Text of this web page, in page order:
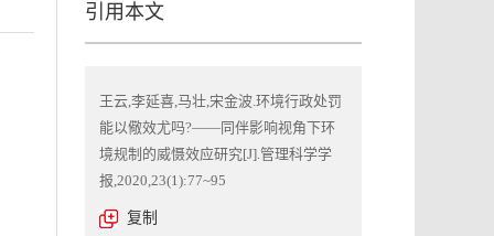
引用本文
王云,李延喜,马壮,宋金波.环境行政处罚
能以儆效尤吗?——同伴影响视角下环
境规制的威慑效应研究[J].管理科学学
报,2020,23(1):77~95
复制